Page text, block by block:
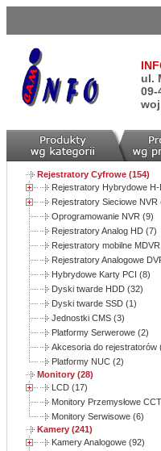
ul.
09-
Rejestratory Cyfrowe (154)
Rejestratory Hybrydowe H-
Rejestratory Sieciowe NVR
Oprogramowanie NVR (9)
Rejestratory Analog HD (7)
Rejestratory mobilne
Rejestratory Analogowe
Hybrydowe Karty PCI (8)
Dyski twarde HDD (32)
Dyski twarde SSD (1)
Jednostki CMS (3)
Platformy Serwerowe (2)
Akcesoria do rejestratorów
Platformy NUC (2)
Monitory (28)
LCD (17)
Monitory Przemysłowe
Monitory Serwisowe (6)
Kamery (241)
Kamery Analogowe (92)